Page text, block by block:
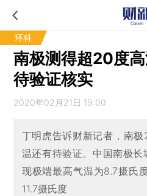
环科
南极测得超20度
待验证核实
2020年02月21日 19:00
丁明虎告诉财新记者，南
温还有待验证。中国南极
现极端最高气温为8.7摄氏
11.7摄氏度